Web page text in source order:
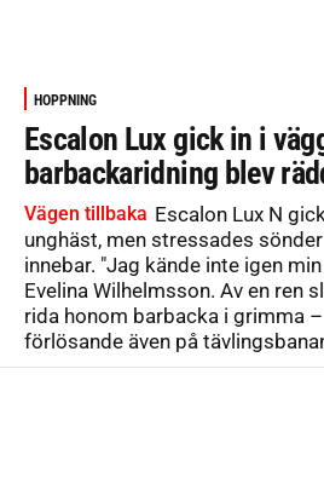
HOPPNING
Escalon Lux gick in i
barbackaridning blev
Vägen tillbaka Escalon Lux N
unghäst, men stressades
innebar. "Jag kände inte igen
Evelina Wilhelmsson. Av en ren
rida honom barbacka i grimma
förlösande även på